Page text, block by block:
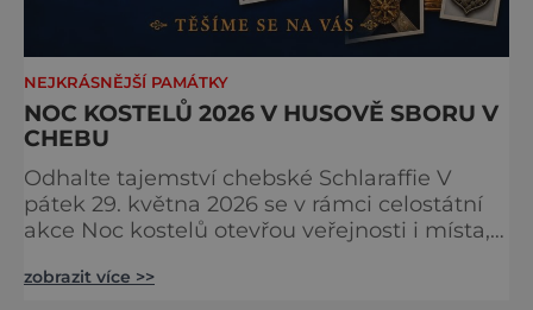
NEJKRÁSNĚJŠÍ PAMÁTKY
NOC KOSTELŮ 2026 V HUSOVĚ SBORU V
CHEBU
Odhalte tajemství chebské Schlaraffie V
pátek 29. května 2026 se v rámci celostátní
akce Noc kostelů otevřou veřejnosti i místa,
nejzajímavějších bude bezesporu Husův
zobrazit více >>